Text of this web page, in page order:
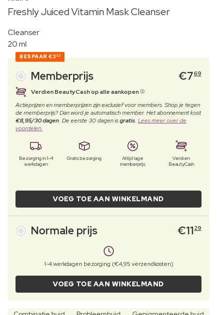
Freshly Juiced Vitamin Mask Cleanser
Cleanser
20 ml
BESPAAR €3 60
Memberprijs €769
Verdien BeautyCash op alle aankopen
Actieprijzen en memberprijzen zijn exclusief voor members. Shop je tegen
de memberprijs? Dan word je automatisch member. Het abonnement kost
€8,95/30 dagen. De eerste 30 dagen isgratis. Lees meer over de
voordelen.
Bezorging in 1-4
werkdagen
Gratis bezorging
Altijd lage
memberprijs
Verdien
BeautyCash
VOEG TOE AAN WINKELMAND
Normale prijs €11 29
1-4 werkdagen bezorging (€4,95 verzendkosten)
VOEG TOE AAN WINKELMAND